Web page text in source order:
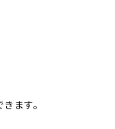
ます。